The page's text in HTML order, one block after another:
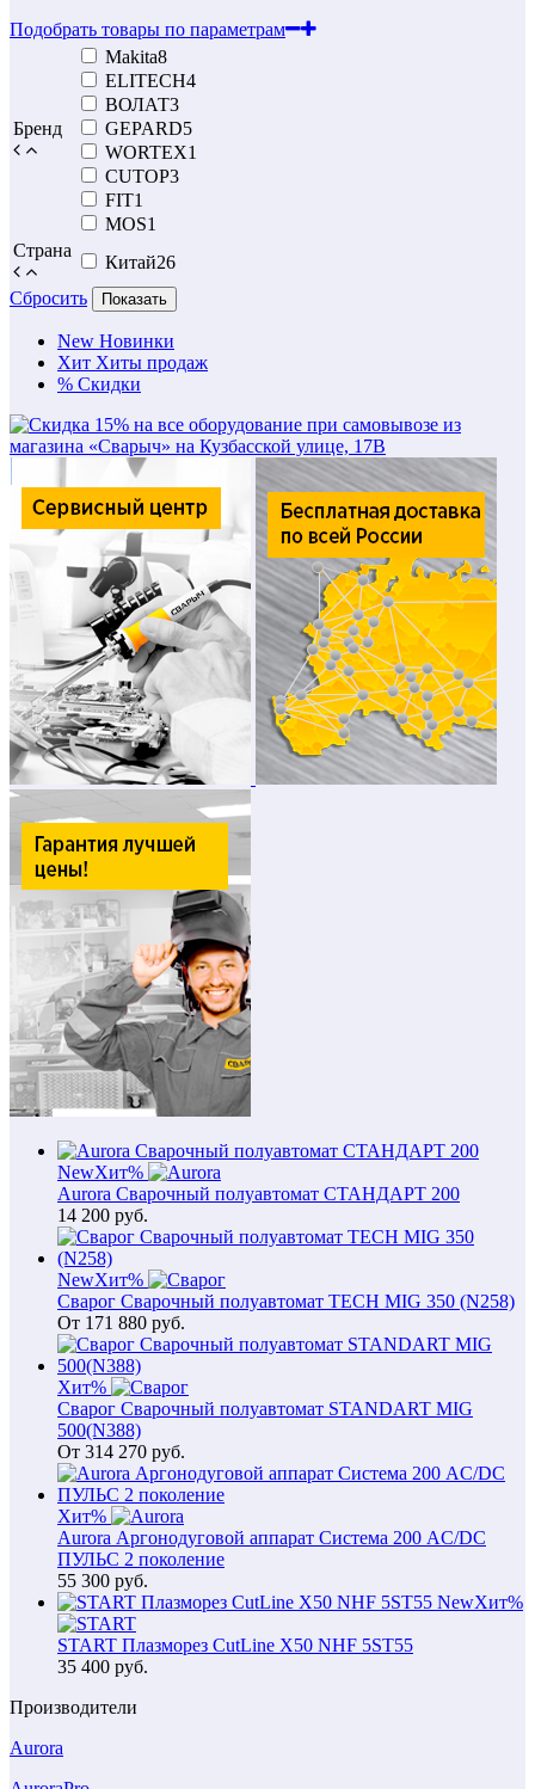
Подобрать товары по параметрам
Бренд
Makita8
ELITECH4
ВОЛАТ3
GEPARD5
WORTEX1
CUTOP3
FIT1
MOS1
Страна
Китай26
Сбросить
Показать
New Новинки
Хит Хиты продаж
% Скидки
NewХит%
Aurora Сварочный полуавтомат СТАНДАРТ 200
14 200 руб.
NewХит%
Сварог Сварочный полуавтомат TECH MIG 350 (N258)
От 171 880 руб.
Хит%
Сварог Сварочный полуавтомат STANDART MIG
500(N388)
От 314 270 руб.
Хит%
Aurora Аргонодуговой аппарат Система 200 AC/DC
ПУЛЬС 2 поколение
55 300 руб.
NewХит%
START Плазморез CutLine X50 NHF 5ST55
35 400 руб.
Производители
Aurora